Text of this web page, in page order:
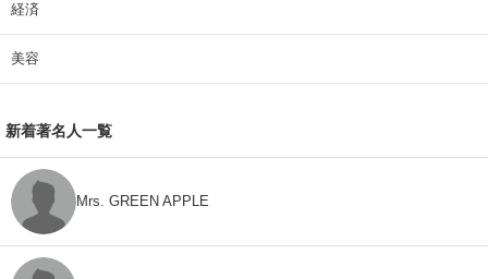
経済
美容
新着著名人一覧
Mrs. GREEN APPLE